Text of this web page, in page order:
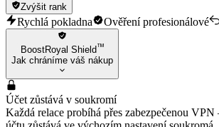
Zvýšit rank
Rychlá pokladna Ověření profesionálové
BoostRoyal Shield™
Jak chráníme váš nákup
Účet zůstává v soukromí
Každá relace probíhá přes zabezpečenou